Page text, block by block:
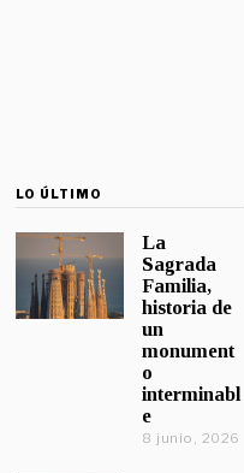
LO ÚLTIMO
La
Sagrada
Familia,
historia de
un
monument
o
interminabl
e
8 junio, 2026